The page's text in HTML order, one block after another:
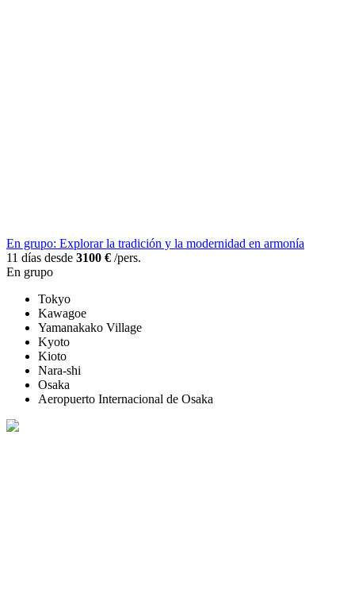
En grupo: Explorar la tradición y la modernidad en armonía
11 días desde 3100 € /pers.
En grupo
Tokyo
Kawagoe
Yamanakako Village
Kyoto
Kioto
Nara-shi
Osaka
Aeropuerto Internacional de Osaka